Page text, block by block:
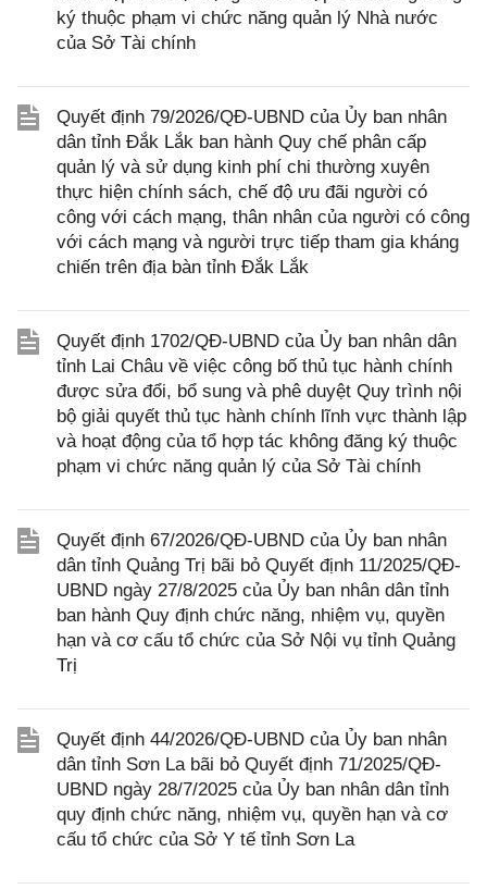
ký thuộc phạm vi chức năng quản lý Nhà nước
của Sở Tài chính
Quyết định 79/2026/QĐ-UBND của Ủy ban nhân
dân tỉnh Đắk Lắk ban hành Quy chế phân cấp
quản lý và sử dụng kinh phí chi thường xuyên
thực hiện chính sách, chế độ ưu đãi người có
công với cách mạng, thân nhân của người có công
với cách mạng và người trực tiếp tham gia kháng
chiến trên địa bàn tỉnh Đắk Lắk
Quyết định 1702/QĐ-UBND của Ủy ban nhân dân
tỉnh Lai Châu về việc công bố thủ tục hành chính
được sửa đổi, bổ sung và phê duyệt Quy trình nội
bộ giải quyết thủ tục hành chính lĩnh vực thành lập
và hoạt động của tổ hợp tác không đăng ký thuộc
phạm vi chức năng quản lý của Sở Tài chính
Quyết định 67/2026/QĐ-UBND của Ủy ban nhân
dân tỉnh Quảng Trị bãi bỏ Quyết định 11/2025/QĐ-
UBND ngày 27/8/2025 của Ủy ban nhân dân tỉnh
ban hành Quy định chức năng, nhiệm vụ, quyền
hạn và cơ cấu tổ chức của Sở Nội vụ tỉnh Quảng
Trị
Quyết định 44/2026/QĐ-UBND của Ủy ban nhân
dân tỉnh Sơn La bãi bỏ Quyết định 71/2025/QĐ-
UBND ngày 28/7/2025 của Ủy ban nhân dân tỉnh
quy định chức năng, nhiệm vụ, quyền hạn và cơ
cấu tổ chức của Sở Y tế tỉnh Sơn La